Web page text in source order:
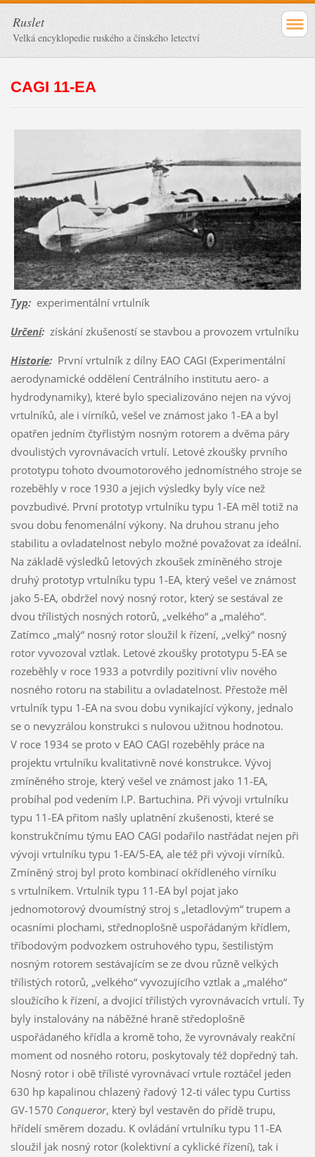
Ruslet
Velká encyklopedie ruského a čínského letectví
CAGI 11-EA
Typ:experimentální vrtulník
Určení:získání zkušeností se stavbou a provozem vrtulníku
Historie:První vrtulník z dílny EAO CAGI (Experimentální
aerodynamické oddělení Centrálního institutu aero- a
hydrodynamiky), které bylo specializováno nejen na vývoj
vrtulníků, ale i vírníků, vešel ve známost jako 1-EA a byl
opatřen jedním čtyřlistým nosným rotorem a dvěma páry
dvoulistých vyrovnávacích vrtulí. Letové zkoušky prvního
prototypu tohoto dvoumotorového jednomístného stroje se
rozeběhly v roce 1930 a jejich výsledky byly více než
povzbudivé. První prototyp vrtulníku typu 1-EA měl totiž na
svou dobu fenomenální výkony. Na druhou stranu jeho
stabilitu a ovladatelnost nebylo možné považovat za ideální.
Na základě výsledků letových zkoušek zmíněného stroje
druhý prototyp vrtulníku typu 1-EA, který vešel ve známost
jako 5-EA, obdržel nový nosný rotor, který se sestával ze
dvou třílistých nosných rotorů, „velkého“ a „malého“.
Zatímco „malý“ nosný rotor sloužil k řízení, „velký“ nosný
rotor vyvozoval vztlak. Letové zkoušky prototypu 5-EA se
rozeběhly v roce 1933 a potvrdily pozitivní vliv nového
nosného rotoru na stabilitu a ovladatelnost. Přestože měl
vrtulník typu 1-EA na svou dobu vynikající výkony, jednalo
se o nevyzrálou konstrukci s nulovou užitnou hodnotou.
V roce 1934 se proto v EAO CAGI rozeběhly práce na
projektu vrtulníku kvalitativně nové konstrukce. Vývoj
zmíněného stroje, který vešel ve známost jako 11-EA,
probíhal pod vedením I.P. Bartuchina. Při vývoji vrtulníku
typu 11-EA přitom našly uplatnění zkušenosti, které se
konstrukčnímu týmu EAO CAGI podařilo nastřádat nejen při
vývoji vrtulníku typu 1-EA/5-EA, ale též při vývoji vírníků.
Zmíněný stroj byl proto kombinací okřídleného vírníku
s vrtulníkem. Vrtulník typu 11-EA byl pojat jako
jednomotorový dvoumístný stroj s „letadlovým“ trupem a
ocasními plochami, střednoplošně uspořádaným křídlem,
tříbodovým podvozkem ostruhového typu, šestilistým
nosným rotorem sestávajícím se ze dvou různě velkých
třílistých rotorů, „velkého“ vyvozujícího vztlak a „malého“
sloužícího k řízení, a dvojicí třílistých vyrovnávacích vrtulí. Ty
byly instalovány na náběžné hraně středoplošně
uspořádaného křídla a kromě toho, že vyrovnávaly reakční
moment od nosného rotoru, poskytovaly též dopředný tah.
Nosný rotor i obě třílisté vyrovnávací vrtule roztáčel jeden
630 hp kapalinou chlazený řadový 12-ti válec typu Curtiss
GV-1570 Conqueror, který byl vestavěn do přídě trupu,
hřídelí směrem dozadu. K ovládání vrtulníku typu 11-EA
sloužil jak nosný rotor (kolektivní a cyklické řízení), tak i